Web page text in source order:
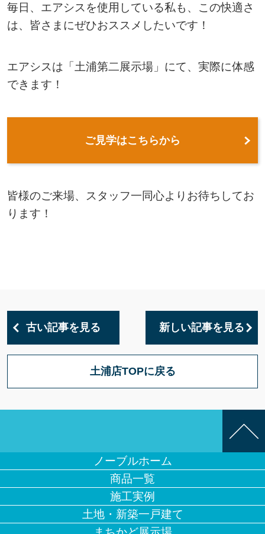
毎日、エアシスを使用している私も、この快適さ
は、皆さまにぜひおススメしたいです！
エアシスは「土浦第二展示場」にて、実際に体感
できます！
ご見学はこちらから
皆様のご来場、スタッフ一同心よりお待ちしてお
ります！
古い記事を見る 新しい記事を見る
土浦店TOPに戻る
ノーブルホーム
商品一覧
施工実例
土地・新築一戸建て